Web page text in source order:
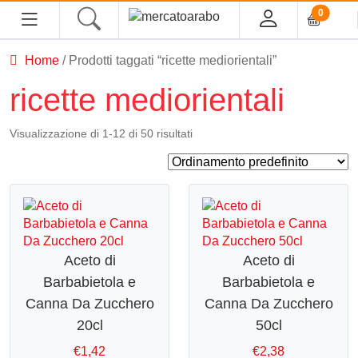
0
ALIMENTARI
SOUK
MACELLERIA
Home/ Prodotti taggati “ricette mediorientali”
ricette mediorientali
Visualizzazione di 1-12 di 50 risultati
Aceto di
Barbabietola e
Canna Da Zucchero
20cl
€1,42
Aceto di
Barbabietola e
Canna Da Zucchero
50cl
€2,38